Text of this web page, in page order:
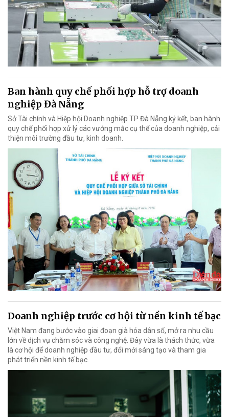
Ban hành quy chế phối hợp hỗ trợ doanh
nghiệp Đà Nẵng
Sở Tài chính và Hiệp hội Doanh nghiệp TP Đà Nẵng ký kết, ban hành
quy chế phối hợp xử lý các vướng mắc cụ thể của doanh nghiệp, cải
thiện môi trường đầu tư, kinh doanh.
Doanh nghiệp trước cơ hội từ nền kinh tế bạc
Việt Nam đang bước vào giai đoạn già hóa dân số, mở ra nhu cầu
lớn về dịch vụ chăm sóc và công nghệ. Đây vừa là thách thức, vừa
là cơ hội để doanh nghiệp đầu tư, đổi mới sáng tạo và tham gia
phát triển nền kinh tế bạc.